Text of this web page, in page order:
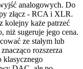
analogowych. Do
złącz - RCA i XLR.
kolejny każe patrzeć
niż sugeruje jego cena.
ze stałym lub
rozszerza
klasycznego